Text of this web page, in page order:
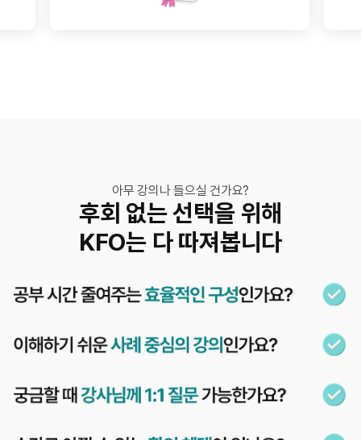
아무 강의나 들으실 건가요?
후회 없는 선택을 위해
KFO는 다 따져봅니다